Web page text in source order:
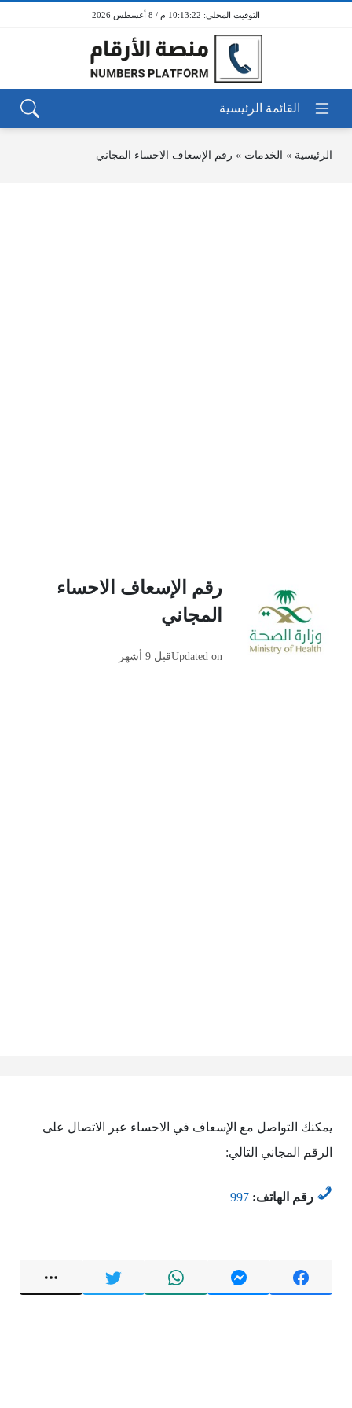
10:13:22 م / 8 أغسطس 2026
الرئيسية » الخدمات » رقم الإسعاف الاحساء المجاني
رقم الإسعاف الاحساء
المجاني
Updated onقبل 9 أشهر
يمكنك التواصل مع الإسعاف في الاحساء عبر الاتصال على
الرقم المجاني التالي:
رقم الهاتف: 997